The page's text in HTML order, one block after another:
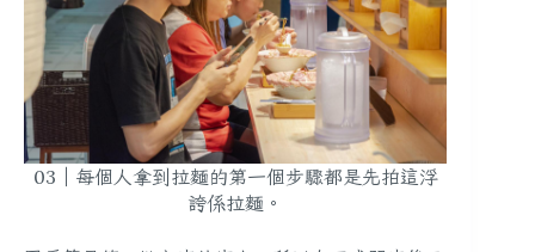
03｜每個人拿到拉麵的第一個步驟都是先拍這浮
誇係拉麵。